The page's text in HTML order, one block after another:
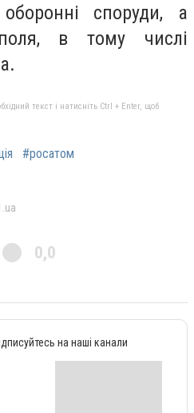
споруди, а
в тому числі
текст і натисніть Ctrl + Enter, щоб
#росатом
0,0
на наші канали